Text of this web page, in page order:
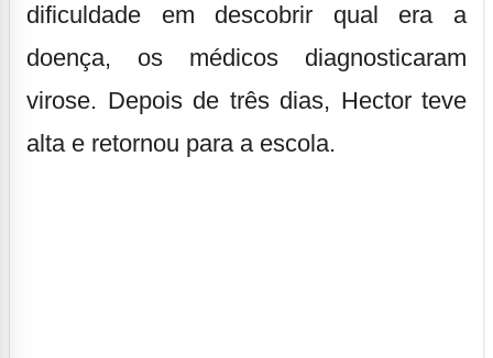
dificuldade em descobrir qual era a
doença, os médicos diagnosticaram
virose. Depois de três dias, Hector teve
alta e retornou para a escola.